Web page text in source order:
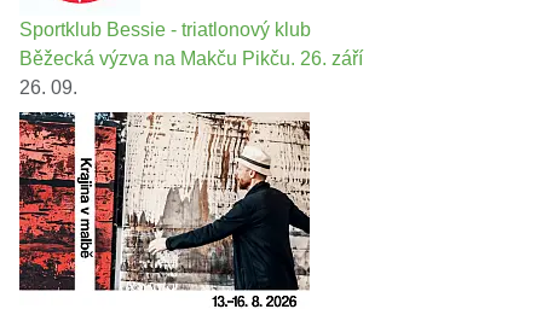
Sportklub Bessie - triatlonový klub
Běžecká výzva na Makču Pikču. 26. září
26. 09.